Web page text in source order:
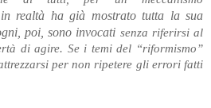
in realtà ha già mostrato tutta la sua
poi, sono invocati senza riferirsi al
di agire. Se i temi del “riformismo”
per non ripetere gli errori fatti